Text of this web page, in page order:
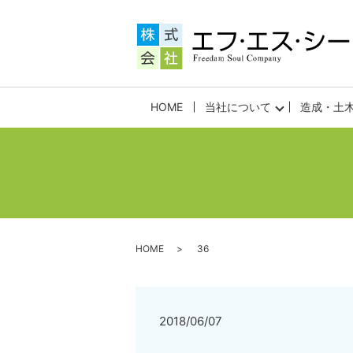
HOME 当社について 造成・土
HOME 36
2018/06/07